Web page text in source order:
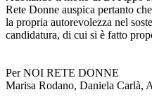
Rete Donne auspica pertanto
la propria autorevolezza nel
candidatura, di cui si è fatto
Per NOI RETE DONNE
Marisa Rodano, Daniela Carlà,